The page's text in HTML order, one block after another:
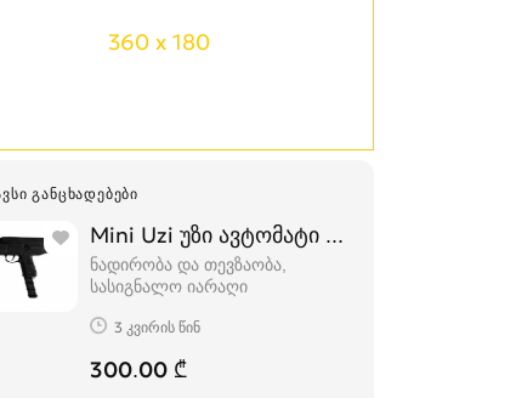
360 x 180
ᲒᲐᲜᲪᲮᲐᲓᲔᲑᲔᲑᲘ
Mini Uzi უზი ავტომატი სტარტოვკა
ნადირობა და თევზაობა,
სასიგნალო იარაღი
3 კვირის წინ
300.00 ₾